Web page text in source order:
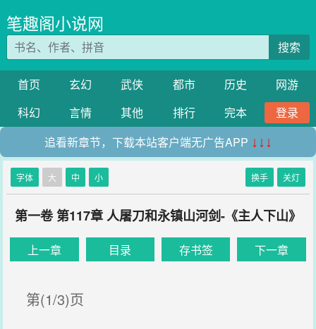
笔趣阁小说网
搜索
首页 玄幻 武侠 都市 历史
网游
科幻
言情 其他 排行 完本
登录
追看新章节，下载本站客户端无广告APP ↓↓↓
字体 大 中 小 换手 关灯
第一卷 第117章 人屠刀和永镇山河剑-《主人下山》
上一章 目录 存书签 下一章
第(1/3)页